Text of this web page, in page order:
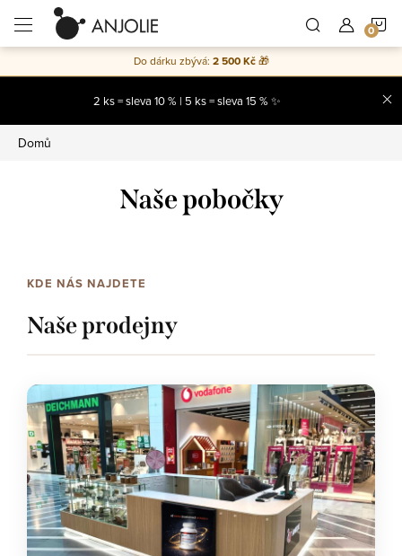
obsah
Do dárku zbývá: 2 500 Kč🎁
2 ks = sleva 10 % | 5 ks = sleva 15 % ✨
Domů
Naše pobočky
KDE NÁS NAJDETE
Naše prodejny